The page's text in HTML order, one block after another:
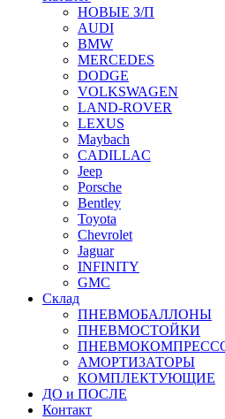
НОВЫЕ З/П
AUDI
BMW
MERCEDES
DODGE
VOLKSWAGEN
LAND-ROVER
LEXUS
Maybach
CADILLAC
Jeep
Porsche
Bentley
Toyota
Chevrolet
Jaguar
INFINITY
GMC
Склад
ПНЕВМОБАЛЛОНЫ
ПНЕВМОСТОЙКИ
АМОРТИЗАТОРЫ
КОМПЛЕКТУЮЩИЕ
ДО и ПОСЛЕ
Контакт